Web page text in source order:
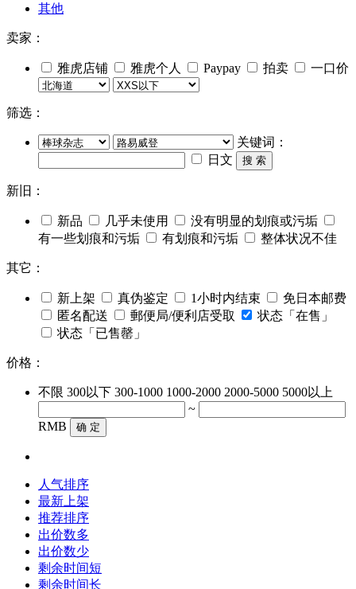
其他
卖家：
雅虎店铺 雅虎个人 Paypay 拍卖 一口价
筛选：
关键词：
日文
搜 索
新旧：
新品 几乎未使用
没有明显的划痕或污垢
有一些划痕和污垢
有划痕和污垢 整体状况不佳
其它：
新上架 真伪鉴定 1小时内结束
免日本邮费
匿名配送
郵便局/便利店受取
状态「在售」
状态「已售罄」
价格：
不限 300以下 300-1000 1000-2000 2000-5000 5000以上
~
RMB
确 定
人气排序
最新上架
推荐排序
出价数多
出价数少
剩余时间短
剩余时间长